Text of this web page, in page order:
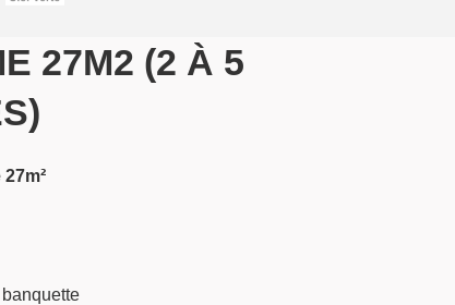
27M2 (2 À 5